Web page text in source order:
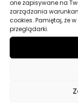
one zapisywane na
zarządzania
cookies. Pamiętaj, że
przeglądarki.
TWOJE KONTO
Polityka
Formularz zwrotu i